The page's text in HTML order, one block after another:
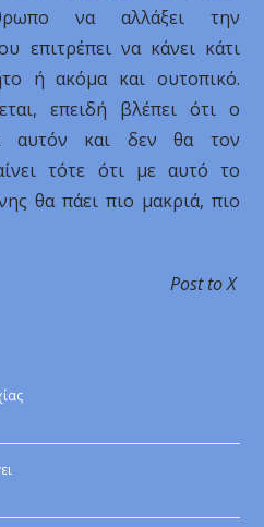
να αλλάξει την
επιτρέπει να κάνει κάτι
ή ακόμα και ουτοπικό.
επειδή βλέπει ότι ο
αυτόν και δεν θα τον
τότε ότι με αυτό το
θα πάει πιο μακριά, πιο
Post to X